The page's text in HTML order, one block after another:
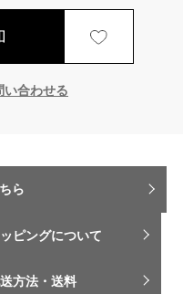
い合わせる
ら
ピングについて
方法・送料